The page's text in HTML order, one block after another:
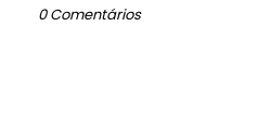
0 Comentários